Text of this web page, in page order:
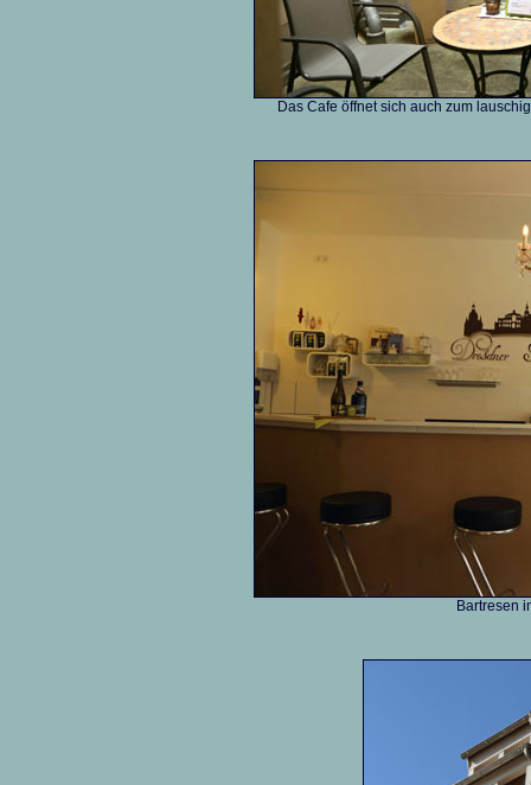
Das Cafe öffnet sich auch zum
Bartresen